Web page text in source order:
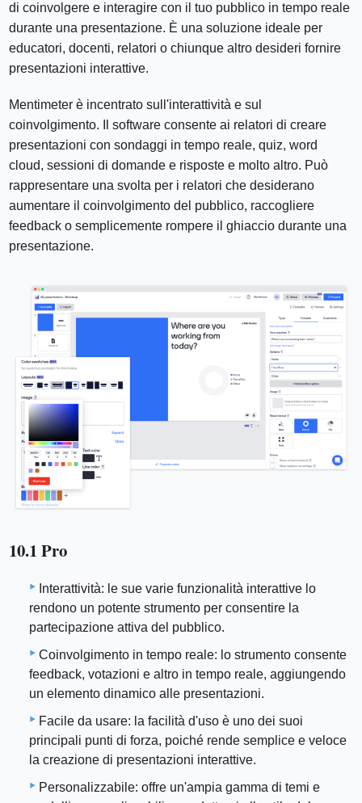
di coinvolgere e interagire con il tuo pubblico in tempo reale
durante una presentazione. È una soluzione ideale per
educatori, docenti, relatori o chiunque altro desideri fornire
presentazioni interattive.
Mentimeter è incentrato sull'interattività e sul
coinvolgimento. Il software consente ai relatori di creare
presentazioni con sondaggi in tempo reale, quiz, word
cloud, sessioni di domande e risposte e molto altro. Può
rappresentare una svolta per i relatori che desiderano
aumentare il coinvolgimento del pubblico, raccogliere
feedback o semplicemente rompere il ghiaccio durante una
presentazione.
10.1 Pro
Interattività: le sue varie funzionalità interattive lo
rendono un potente strumento per consentire la
partecipazione attiva del pubblico.
Coinvolgimento in tempo reale: lo strumento consente
feedback, votazioni e altro in tempo reale, aggiungendo
un elemento dinamico alle presentazioni.
Facile da usare: la facilità d'uso è uno dei suoi
principali punti di forza, poiché rende semplice e veloce
la creazione di presentazioni interattive.
Personalizzabile: offre un'ampia gamma di temi e